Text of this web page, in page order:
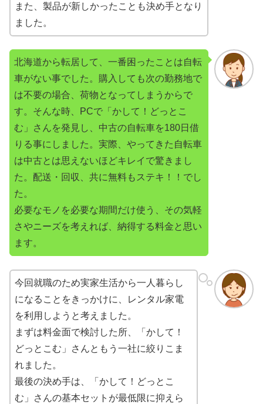
また、製品が新しかったことも決め手となり
ました。
北海道から転居して、一番困ったことは自転
車がない事でした。購入しても次の勤務地で
は不要の場合、荷物となってしまうからで
す。そんな時、PCで「かして！どっとこ
む」さんを発見し、中古の自転車を180日借
りる事にしました。実際、やってきた自転車
は中古とは思えないほどキレイで驚きまし
た。配送・回収、共に無料もステキ！！でし
た。
必要なモノを必要な期間だけ使う、その気軽
さやニーズを考えれば、納得する料金と思い
ます。
今回就職のため実家生活から一人暮らし
になることをきっかけに、レンタル家電
を利用しようと考えました。
まずは料金面で検討した所、「かして！
どっとこむ」さんともう一社に絞りこま
れました。
最後の決め手は、「かして！どっとこ
む」さんの基本セットが最低限に抑えら